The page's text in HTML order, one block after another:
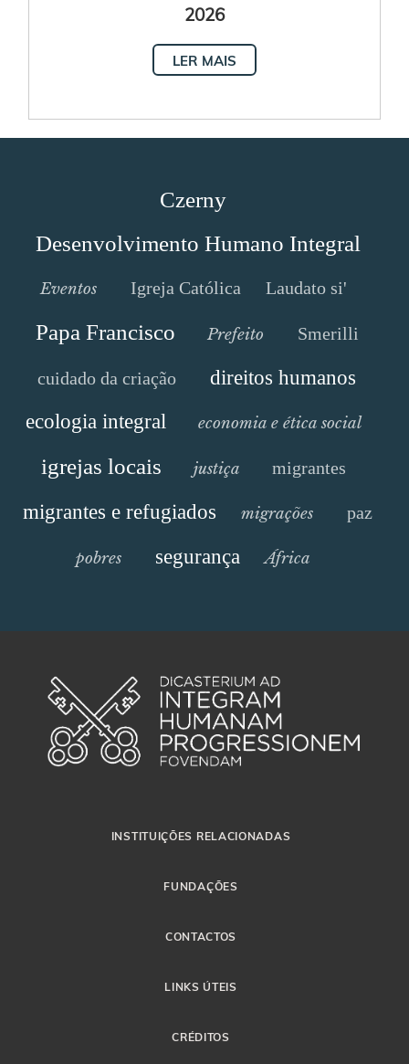
2026
LER MAIS
Czerny
Desenvolvimento Humano Integral
Eventos Igreja Católica Laudato si'
Papa Francisco Prefeito Smerilli
cuidado da criação
direitos humanos
ecologia integral
economia e ética social
igrejas locais justiça migrantes
migrantes e refugiados migrações paz
pobres segurança África
INSTITUIÇÕES RELACIONADAS
FUNDAÇÕES
CONTACTOS
LINKS ÚTEIS
CRÉDITOS